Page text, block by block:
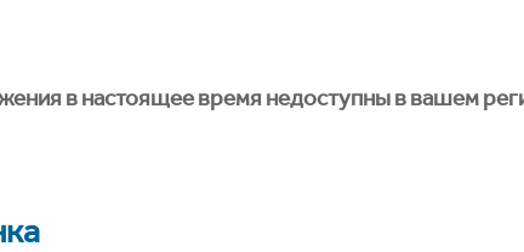
в настоящее время недоступны в вашем